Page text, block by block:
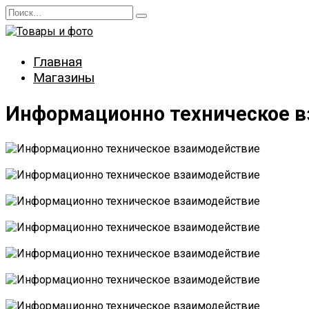
Перейти
к
содержанию
Search
for:
Главная
Магазины
Информационно техническое